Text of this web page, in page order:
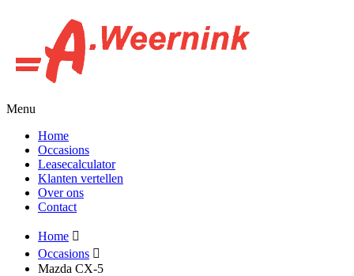
Menu
Home
Occasions
Leasecalculator
Klanten vertellen
Over ons
Contact
Home
Occasions
Mazda CX-5